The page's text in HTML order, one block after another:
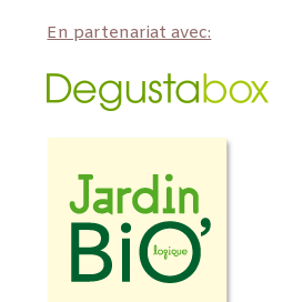
En partenariat avec: